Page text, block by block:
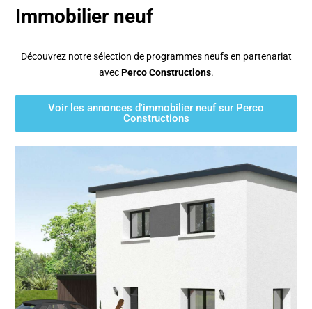
Immobilier neuf
Découvrez notre sélection de programmes neufs en partenariat
avecPerco Constructions.
Voir les annonces d'immobilier neuf sur Perco
Constructions